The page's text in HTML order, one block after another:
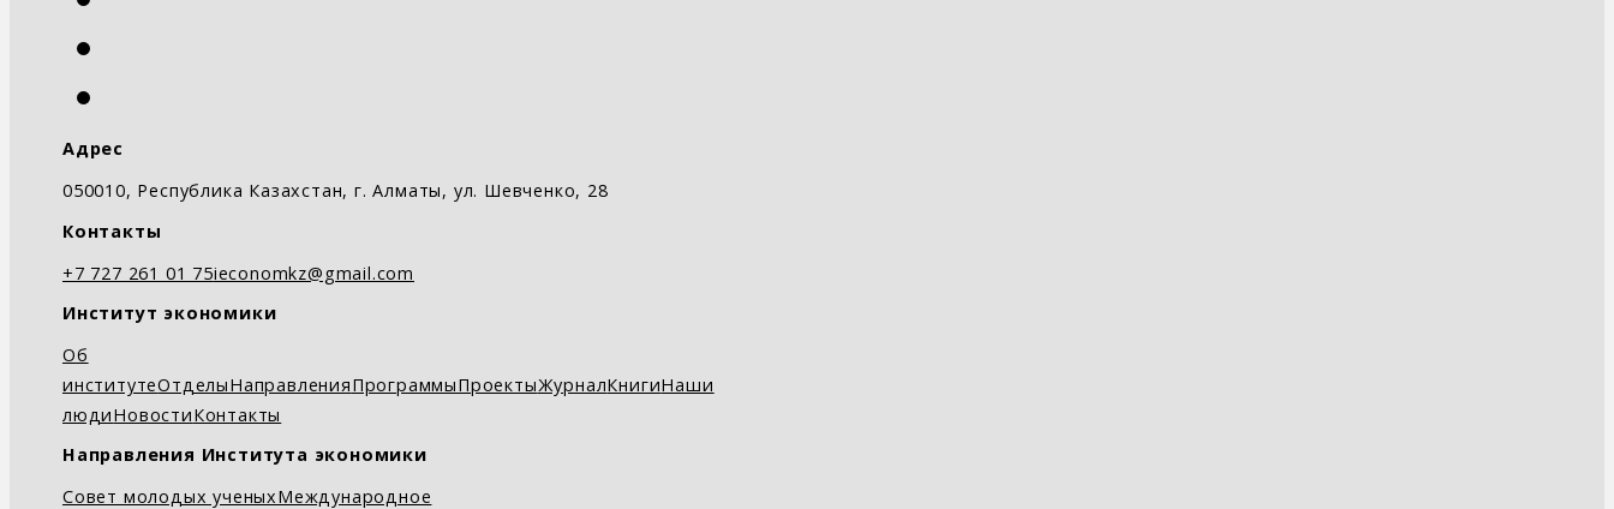
Адрес
050010, Республика Казахстан, г. Алматы, ул. Шевченко, 28
Контакты
+7 727 261 01 75ieconomkz@gmail.com
Институт экономики
Об
институтеОтделыНаправленияПрограммыПроектыЖурналКнигиНаши
людиНовостиКонтакты
Направления Института экономики
Совет молодых ученыхМеждународное